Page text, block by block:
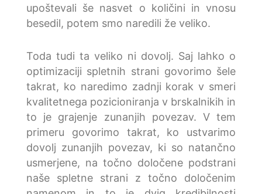
upoštevali še nasvet o količini in vnosu
besedil, potem smo naredili že veliko.
Toda tudi ta veliko ni dovolj. Saj lahko o
optimizaciji spletnih strani govorimo šele
takrat, ko naredimo zadnji korak v smeri
kvalitetnega pozicioniranja v brskalnikih in
to je grajenje zunanjih povezav. V tem
primeru govorimo takrat, ko ustvarimo
dovolj zunanjih povezav, ki so natančno
usmerjene, na točno določene podstrani
naše spletne strani z točno določenim